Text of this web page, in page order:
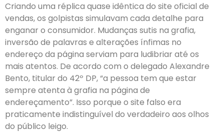
Criando uma réplica quase idêntica do site oficial de
vendas, os golpistas simulavam cada detalhe para
enganar o consumidor. Mudanças sutis na grafia,
inversão de palavras e alterações ínfimas no
endereço da página serviam para ludibriar até os
mais atentos. De acordo com o delegado Alexandre
Bento, titular do 42º DP, “a pessoa tem que estar
sempre atenta à grafia na página de
endereçamento”. Isso porque o site falso era
praticamente indistinguível do verdadeiro aos olhos
do público leigo.